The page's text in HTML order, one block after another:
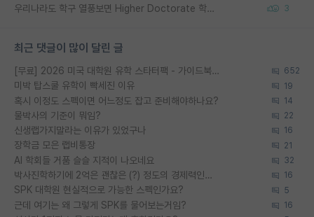
우리나라도 학구 열풍보면 Higher Doctorate 학위가 필요하다고 봅니다. 3
최근 댓글이 많이 달린 글
[무료] 2026 미국 대학원 유학 스타터팩 - 가이드북 & 합격자 컨택메일 템플릿 652
미박 탑스쿨 유학이 빡세진 이유 19
혹시 이정도 스펙이면 어느정도 잡고 준비해야하나요? 14
물박사의 기준이 뭐임? 22
신생랩가지말라는 이유가 있었구나 16
장학금 모은 랩비통장 21
AI 학회들 거품 슬슬 지적이 나오네요 32
박사진학하기에 2억은 괜찮은 (?) 정도의 경제력인가요 16
SPK 대학원 현실적으로 가능한 스펙인가요? 5
근데 여기는 왜 그렇게 SPK를 물어보는거임? 16